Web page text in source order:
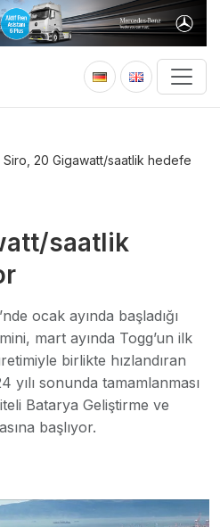
Siro, 20 Gigawatt/saatlik hedefe
saatlik
ocak ayında başladığı
mart ayında Togg’un ilk
birlikte hızlandıran
yılı sonunda tamamlanması
Batarya Geliştirme ve
başlıyor.